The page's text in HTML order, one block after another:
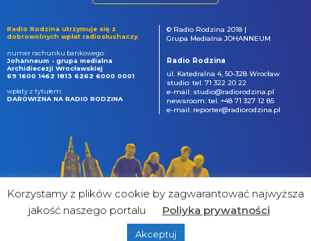
Radio Rodzina utrzymuje się z
dobrowolnych wpłat radiosłuchaczy.
numer rachunku bankowego:
Johanneum - grupa medialna
Archidiecezji Wrocławskiej
69 1600 1462 1813 6262 6000 0001
wpłaty z tytułem:
DAROWIZNA NA RADIO RODZINA
© Radio Rodzina 2018 |
Grupa Medialna JOHANNEUM
Radio Rodzina
ul. Katedralna 4, 50-328 Wrocław
studio: tel. 71 322 20 22
e-mail: studio@radiorodzina.pl
newsroom: tel. +48 71 327 12 85
e-mail: reporter@radiorodzina.pl
&
Korzystamy z plików cookie by zagwarantować najwyższa
jakość naszego portalu
Poliyka prywatności
Akceptuj